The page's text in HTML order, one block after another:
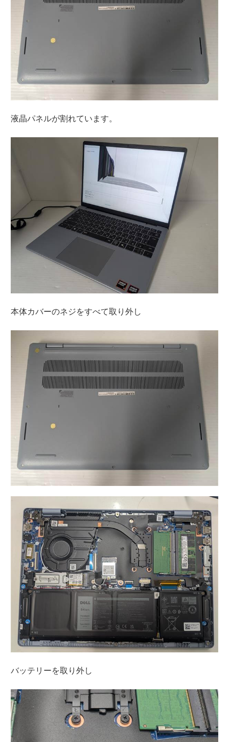
液晶パネルが割れています。
本体カバーのネジをすべて取り外し
バッテリーを取り外し